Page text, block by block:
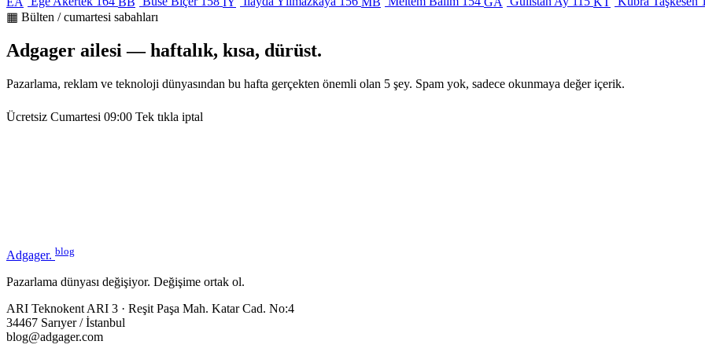
▦ Bülten / cumartesi sabahları
Adgager ailesi — haftalık, kısa, dürüst.
Pazarlama, reklam ve teknoloji dünyasından bu hafta gerçekten önemli olan 5 şey. Spam yok, sadece okunmaya değer içerik.
Ücretsiz Cumartesi 09:00 Tek tıkla iptal
Adgager. blog
Pazarlama dünyası değişiyor. Değişime ortak ol.
ARI Teknokent ARI 3 · Reşit Paşa Mah. Katar Cad. No:4
34467 Sarıyer / İstanbul
blog@adgager.com